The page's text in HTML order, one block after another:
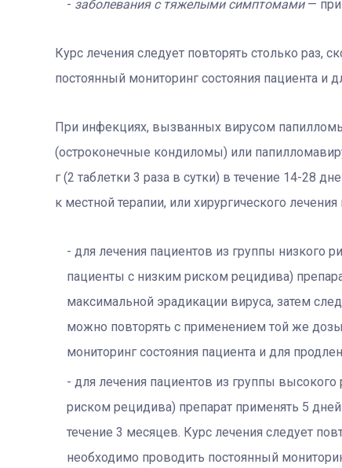
заболевания с тяжелыми симптомами—
Курс лечения следует повторять столько раз,
постоянный мониторинг состояния пациента и
При инфекциях, вызванных вирусом
(остроконечные кондиломы) или
г (2 таблетки 3 раза в сутки) в течение 14-28
к местной терапии, или хирургического
для лечения пациентов из группы низкого
пациенты с низким риском рецидива)
максимальной эрадикации вируса, затем
можно повторять с применением той же
мониторинг состояния пациента и для
для лечения пациентов из группы
риском рецидива) препарат применять 5
течение 3 месяцев. Курс лечения следует
необходимо проводить постоянный